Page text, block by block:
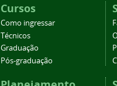
Cursos
Como ingressar
Técnicos
Graduação
Pós-graduação